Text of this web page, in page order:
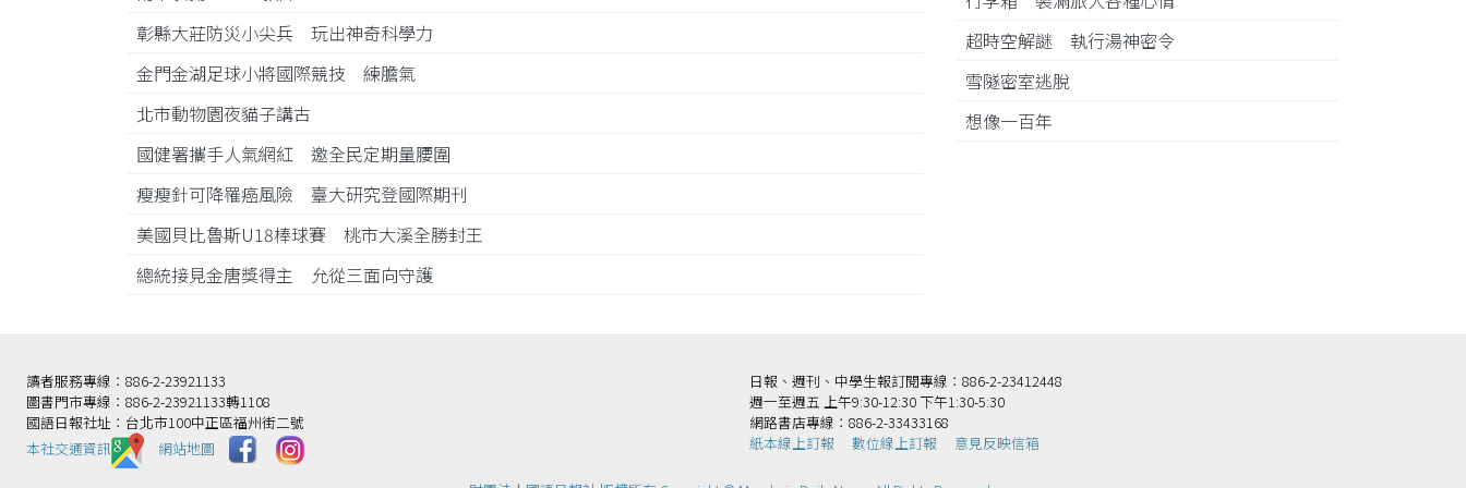
彰縣大莊防災小尖兵 玩出神奇科學力
金門金湖足球小將國際競技 練膽氣
北市動物園夜貓子講古
國健署攜手人氣網紅 邀全民定期量腰圍
瘦瘦針可降罹癌風險 臺大研究登國際期刊
美國貝比魯斯U18棒球賽 桃市大溪全勝封王
總統接見金唐獎得主 允從三面向守護
超時空解謎 執行湯神密令
雪隧密室逃脫
想像一百年
讀者服務專線：886-2-23921133
圖書門市專線：886-2-23921133轉1108
國語日報社址：台北市100中正區福州街二號
本社交通資訊️
網站地圖
日報、週刊、中學生報訂閱專線：886-2-23412448
週一至週五 上午9:30-12:30 下午1:30-5:30
網路書店專線：886-2-33433168
紙本線上訂報
數位線上訂報 意見反映信箱